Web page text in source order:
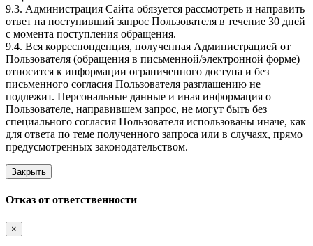
9.3. Администрация Сайта обязуется рассмотреть и направить
ответ на поступивший запрос Пользователя в течение 30 дней
с момента поступления обращения.
9.4. Вся корреспонденция, полученная Администрацией от
Пользователя (обращения в письменной/электронной форме)
относится к информации ограниченного доступа и без
письменного согласия Пользователя разглашению не
подлежит. Персональные данные и иная информация о
Пользователе, направившем запрос, не могут быть без
специального согласия Пользователя использованы иначе, как
для ответа по теме полученного запроса или в случаях, прямо
предусмотренных законодательством.
Закрыть
Отказ от ответственности
×